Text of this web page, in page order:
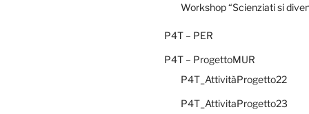
Workshop “Scienziati si
P4T – PER
P4T – ProgettoMUR
P4T_AttivitàProgetto22
P4T_AttivitaProgetto23